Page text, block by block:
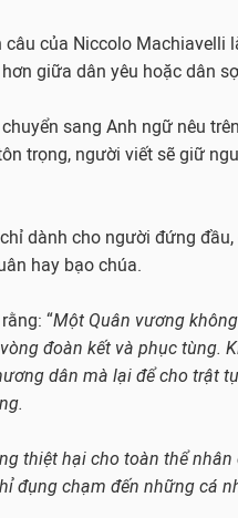
của Niccolo Machiavelli
giữa dân yêu hoặc dân
sang Anh ngữ nêu
trọng, người viết sẽ giữ
dành cho người đứng
hay bạo chúa.
“Một Quân vương
đoàn kết và phục tùng.
dân mà lại để cho trật
thiệt hại cho toàn thể
đụng chạm đến những cá